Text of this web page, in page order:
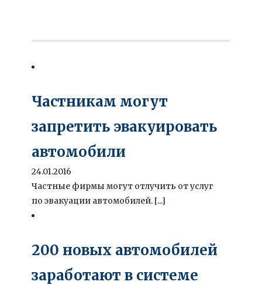
Частникам могут
запретить эвакуировать
автомобили
24.01.2016
Частные фирмы могут отлучить от услуг
по эвакуации автомобилей. [...]
200 новых автомобилей
заработают в системе